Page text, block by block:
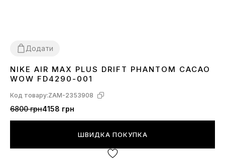
Додати
4142 4344 45
NIKE AIR MAX PLUS DRIFT PHANTOM CACAO
WOW FD4290-001
Код товару:ZAM-2353908
6800 грн4158 грн
ШВИДКА ПОКУПКА